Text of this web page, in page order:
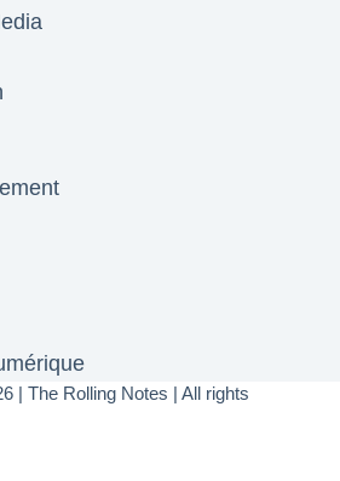
| The Rolling Notes | All rights